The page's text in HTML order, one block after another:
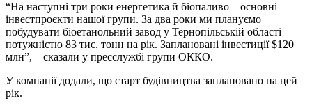
“На наступні три роки енергетика й біопаливо – основні
інвестпроєкти нашої групи. За два роки ми плануємо
побудувати біоетанольний завод у Тернопільській області
потужністю 83 тис. тонн на рік. Заплановані інвестиції $120
млн”, – сказали у пресслужбі групи ОККО.
У компанії додали, що старт будівництва заплановано на цей
рік.